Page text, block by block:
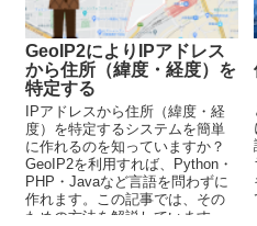
GeoIP2によりIPアドレス
から住所（緯度・経度）を
特定する
IPアドレスから住所（緯度・経
度）を特定するシステムを簡単
に作れるのを知っていますか？
GeoIP2を利用すれば、Python・
PHP・Javaなど言語を問わずに
作れます。この記事では、その
ための方法を解説しています。